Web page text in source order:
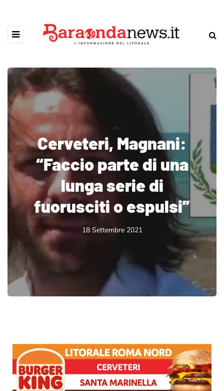
Cerveteri, Magnani:
“Faccio parte di una
lunga serie di
fuorusciti o espulsi”
18 Settembre 2021